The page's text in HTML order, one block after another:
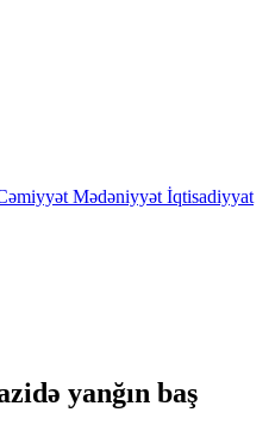
Mədəniyyət İqtisadiyyat
yanğın baş